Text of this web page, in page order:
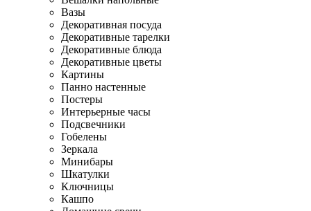
Вазы
Декоративная посуда
Декоративные тарелки
Декоративные блюда
Декоративные цветы
Картины
Панно настенные
Постеры
Интерьерные часы
Подсвечники
Гобелены
Зеркала
Минибары
Шкатулки
Ключницы
Кашпо